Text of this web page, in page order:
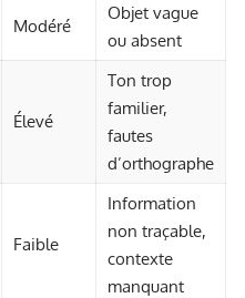
Modéré
Objet vague
ou absent
Élevé
Ton trop
familier,
fautes
d’orthographe
Faible
Information
non traçable,
contexte
manquant